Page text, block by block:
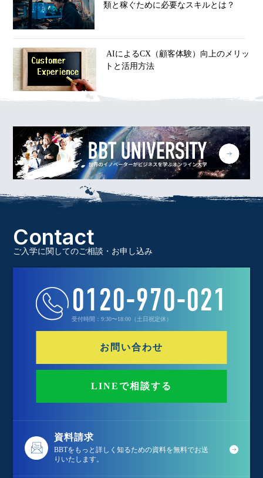
類と稼ぐために必要なスキルとは？
AIによるCX（顧客体験）向上のメリッ
トと活用方法
Contact
ご入学に関してのご相談・お申し込み
0120-970-021
受付時間：9:30〜18:00（土日祝定休）
お問い合わせ
LINEで相談する
資料請求
BBTをもっと詳しく知るための資料を無料でお送
りいたします。